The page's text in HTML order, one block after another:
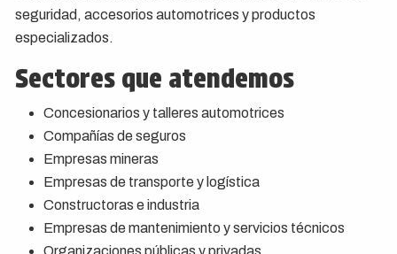
seguridad, accesorios automotrices y productos
especializados.
Sectores que atendemos
Concesionarios y talleres automotrices
Compañías de seguros
Empresas mineras
Empresas de transporte y logística
Constructoras e industria
Empresas de mantenimiento y servicios técnicos
Organizaciones públicas y privadas